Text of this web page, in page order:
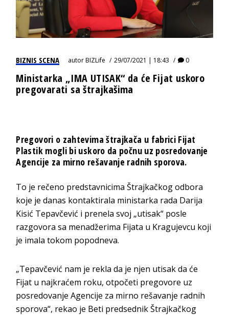
BIZNIS SCENA autorBIZLife 29/07/2021 | 18:43 0
Ministarka „IMA UTISAK“ da će Fijat uskoro
pregovarati sa štrajkašima
Pregovori o zahtevima štrajkača u fabrici Fijat
Plastik mogli bi uskoro da počnu uz posredovanje
Agencije za mirno rešavanje radnih sporova.
To je rečeno predstavnicima Štrajkačkog odbora
koje je danas kontaktirala ministarka rada Darija
Kisić Tepavčević i prenela svoj „utisak“ posle
razgovora sa menadžerima Fijata u Kragujevcu koji
je imala tokom popodneva.
„Tepavčević nam je rekla da je njen utisak da će
Fijat u najkraćem roku, otpočeti pregovore uz
posredovanje Agencije za mirno rešavanje radnih
sporova“, rekao je Beti predsednik Štrajkačkog